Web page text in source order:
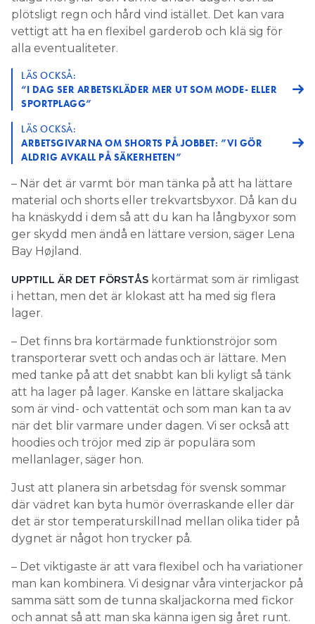
plötsligt regn och hård vind istället. Det kan vara
vettigt att ha en flexibel garderob och klä sig för
alla eventualiteter.
LÄS OCKSÅ:
“I DAG SER ARBETSKLÄDER MER UT SOM MODE- ELLER
SPORTPLAGG”
LÄS OCKSÅ:
ARBETSGIVARNA OM SHORTS PÅ JOBBET: ”VI GÖR
ALDRIG AVKALL PÅ SÄKERHETEN”
– När det är varmt bör man tänka på att ha lättare
material och shorts eller trekvartsbyxor. Då kan du
ha knäskydd i dem så att du kan ha långbyxor som
ger skydd men ändå en lättare version, säger Lena
Bay Højland.
UPPTILL ÄR DET FÖRSTÅS kortärmat som är rimligast
i hettan, men det är klokast att ha med sig flera
lager.
– Det finns bra kortärmade funktionströjor som
transporterar svett och andas och är lättare. Men
med tanke på att det snabbt kan bli kyligt så tänk
att ha lager på lager. Kanske en lättare skaljacka
som är vind- och vattentät och som man kan ta av
när det blir varmare under dagen. Vi ser också att
hoodies och tröjor med zip är populära som
mellanlager, säger hon.
Just att planera sin arbetsdag för svensk sommar
där vädret kan byta humör överraskande eller där
det är stor temperaturskillnad mellan olika tider på
dygnet är något hon trycker på.
– Det viktigaste är att vara flexibel och ha variationer
man kan kombinera. Vi designar våra vinterjackor på
samma sätt som de tunna skaljackorna med fickor
och annat så att man ska känna igen sig året runt.